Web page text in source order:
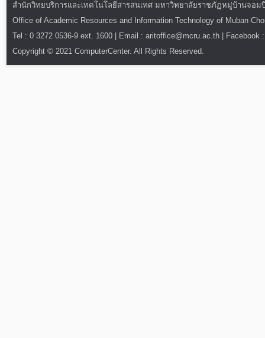
สำนักวิทยบริการและเทคโนโลยีสารสนเทศ มหาวิทยาลัยราชภัฏหมู่บ้านจอ
Office of Academic Resources and Information Technology of Muban
Tel : 0 3272 0536-9 ext. 1600 | Email : aritoffice@mcru.ac.th | Facebook
Copyright © 2021 ComputerCenter. All Rights Reserved.